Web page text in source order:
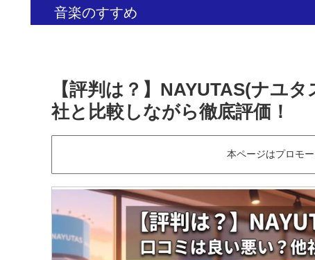
音楽のすすめ
【評判は？】NAYUTAS(ナユ
社と比較しながら徹底評価！
本ページはプロモ